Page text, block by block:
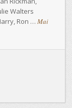
Walters
Ron … Mai